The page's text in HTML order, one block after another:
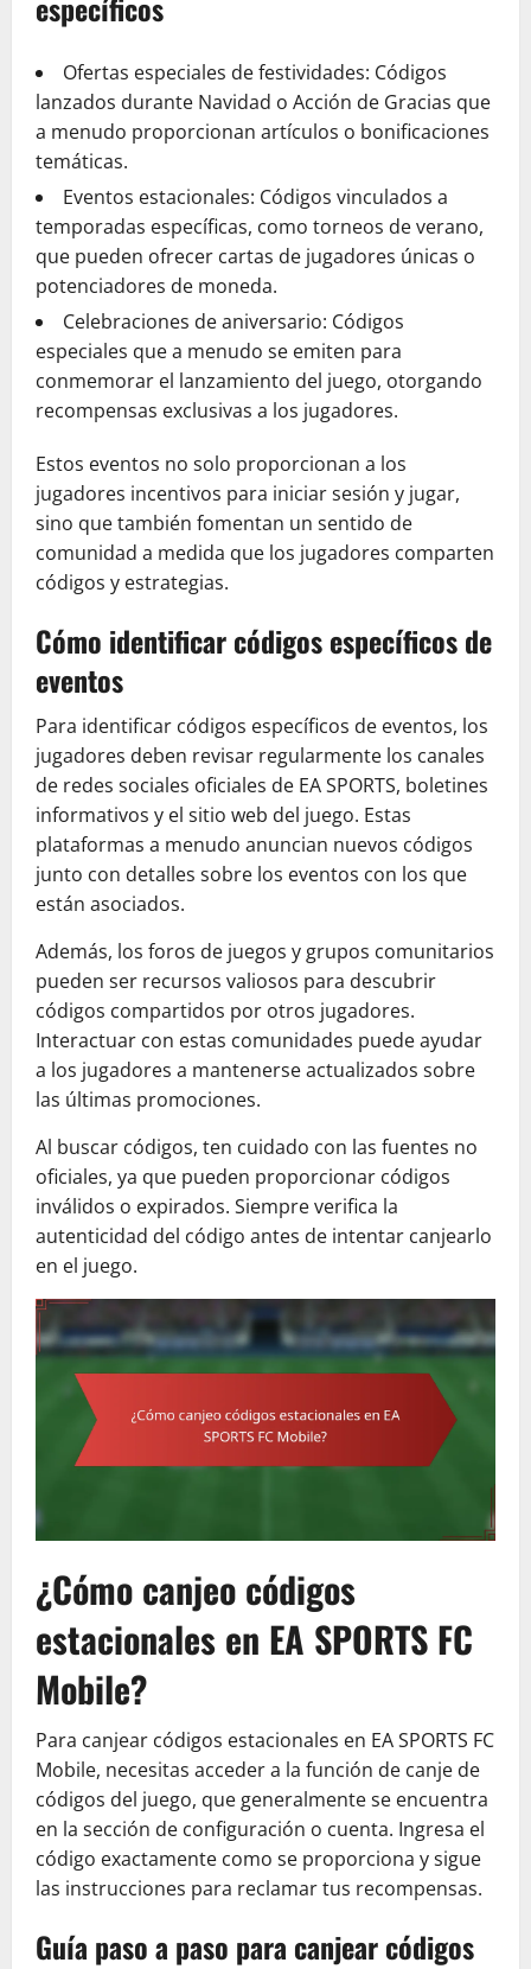
Ofertas especiales de festividades: Códigos
lanzados durante Navidad o Acción de Gracias que
a menudo proporcionan artículos o bonificaciones
temáticas.
Eventos estacionales: Códigos vinculados a
temporadas específicas, como torneos de verano,
que pueden ofrecer cartas de jugadores únicas o
potenciadores de moneda.
Celebraciones de aniversario: Códigos
especiales que a menudo se emiten para
conmemorar el lanzamiento del juego, otorgando
recompensas exclusivas a los jugadores.
Estos eventos no solo proporcionan a los
jugadores incentivos para iniciar sesión y jugar,
sino que también fomentan un sentido de
comunidad a medida que los jugadores comparten
códigos y estrategias.
Cómo identificar códigos específicos de
eventos
Para identificar códigos específicos de eventos, los
jugadores deben revisar regularmente los canales
de redes sociales oficiales de EA SPORTS, boletines
informativos y el sitio web del juego. Estas
plataformas a menudo anuncian nuevos códigos
junto con detalles sobre los eventos con los que
están asociados.
Además, los foros de juegos y grupos comunitarios
pueden ser recursos valiosos para descubrir
códigos compartidos por otros jugadores.
Interactuar con estas comunidades puede ayudar
a los jugadores a mantenerse actualizados sobre
las últimas promociones.
Al buscar códigos, ten cuidado con las fuentes no
oficiales, ya que pueden proporcionar códigos
inválidos o expirados. Siempre verifica la
autenticidad del código antes de intentar canjearlo
en el juego.
¿Cómo canjeo códigos
estacionales en EA SPORTS FC
Mobile?
Para canjear códigos estacionales en EA SPORTS FC
Mobile, necesitas acceder a la función de canje de
códigos del juego, que generalmente se encuentra
en la sección de configuración o cuenta. Ingresa el
código exactamente como se proporciona y sigue
las instrucciones para reclamar tus recompensas.
Guía paso a paso para canjear códigos